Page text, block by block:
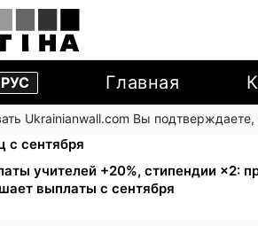
РУС Главная
Ukrainianwall.com Вы подтверждаете,
тариф на свет 2,16 грн/кВт-ч:
с сентября
учителей +20%, стипендии ×2:
выплаты с сентября